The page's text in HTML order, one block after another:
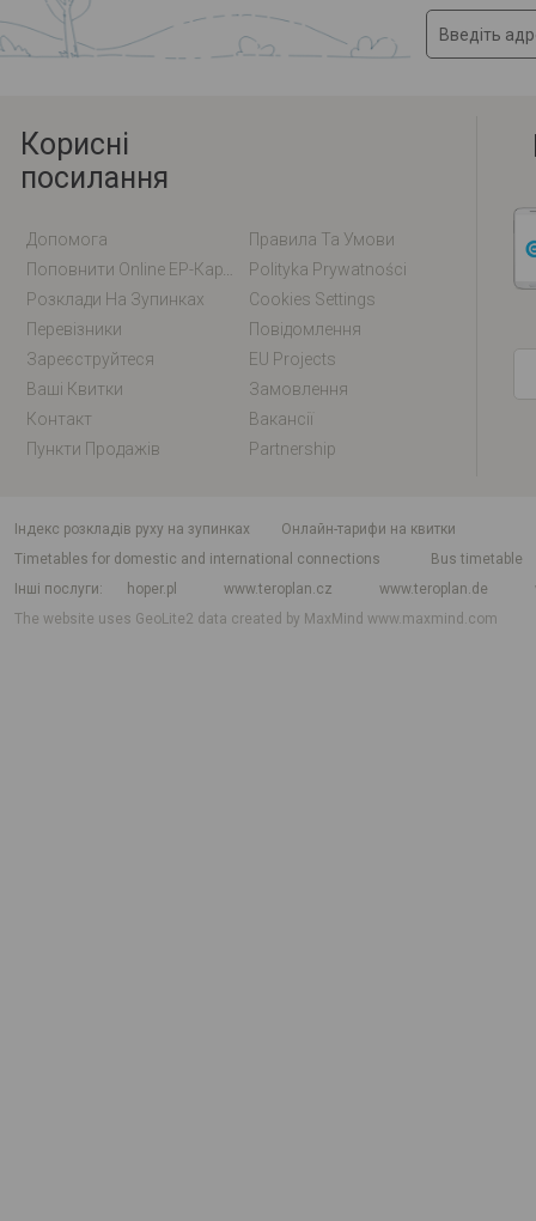
Корисні
посилання
Допомога
Правила Та Умови
Polityka Prywatności
Розклади На Зупинках
Cookies Settings
Перевізники
Повідомлення
Зареєструйтеся
EU Projects
Ваші Квитки
Замовлення
Контакт
Вакансії
Пункти Продажів
Partnership
індекс розкладів руху на зупинках
Онлайн-тарифи на квитки
Timetables for domestic and international connections
Bus timetable
Інші послуги
hoper.pl www.teroplan.cz www.teroplan.de
The website uses GeoLite2 data created by MaxMindwww.maxmind.com